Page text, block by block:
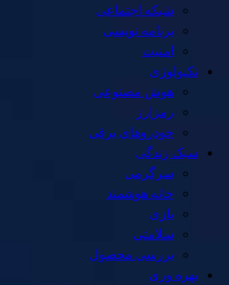
شبکه اجتماعی
برنامه نویسی
امنیت
تکنولوژی
هوش مصنوعی
رمزارز
خودروهای برقی
سبک زندگی
سرگرمی
خانه هوشمند
بازی
سلامتی
بررسی محصول
بهره وری